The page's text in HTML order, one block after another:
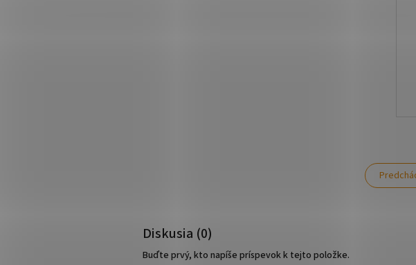
Diskusia (0)
Buďte prvý, kto napíše príspevok k tejto položke.